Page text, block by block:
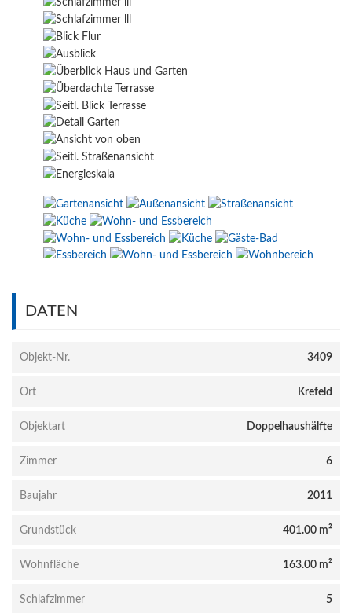
DATEN
Objekt-Nr. 3409
Ort Krefeld
Objektart Doppelhaushälfte
Zimmer 6
Baujahr 2011
Grundstück 401.00 m²
Wohnfläche 163.00 m²
Schlafzimmer 5